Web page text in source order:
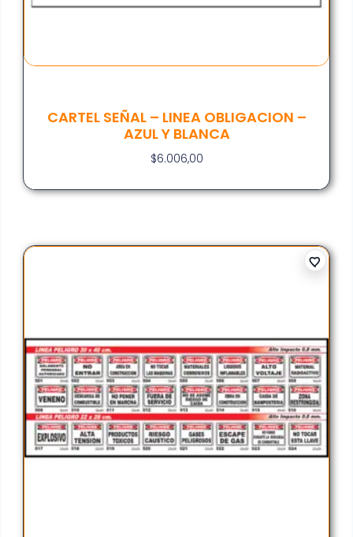
CARTEL SEÑAL – LINEA OBLIGACION –
AZUL Y BLANCA
$6.006,00